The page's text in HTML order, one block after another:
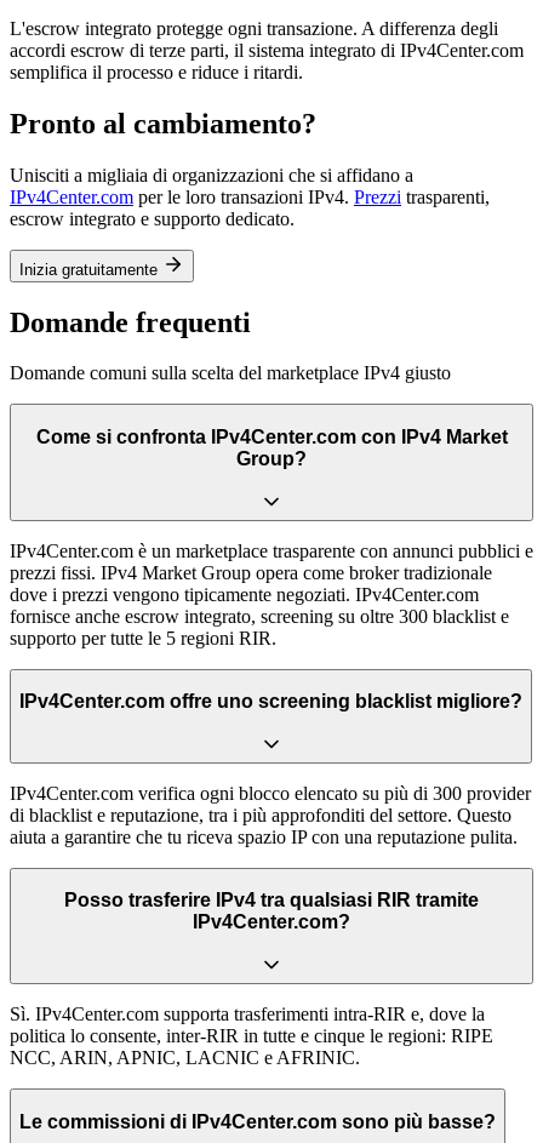
L'escrow integrato protegge ogni transazione. A differenza degli
accordi escrow di terze parti, il sistema integrato di IPv4Center.com
semplifica il processo e riduce i ritardi.
Pronto al cambiamento?
Unisciti a migliaia di organizzazioni che si affidano a
IPv4Center.com per le loro transazioni IPv4. Prezzi trasparenti,
escrow integrato e supporto dedicato.
Inizia gratuitamente
Domande frequenti
Domande comuni sulla scelta del marketplace IPv4 giusto
Come si confronta IPv4Center.com con IPv4 Market
Group?
IPv4Center.com è un marketplace trasparente con annunci pubblici e
prezzi fissi. IPv4 Market Group opera come broker tradizionale
dove i prezzi vengono tipicamente negoziati. IPv4Center.com
fornisce anche escrow integrato, screening su oltre 300 blacklist e
supporto per tutte le 5 regioni RIR.
IPv4Center.com offre uno screening blacklist migliore?
IPv4Center.com verifica ogni blocco elencato su più di 300 provider
di blacklist e reputazione, tra i più approfonditi del settore. Questo
aiuta a garantire che tu riceva spazio IP con una reputazione pulita.
Posso trasferire IPv4 tra qualsiasi RIR tramite
IPv4Center.com?
Sì. IPv4Center.com supporta trasferimenti intra-RIR e, dove la
politica lo consente, inter-RIR in tutte e cinque le regioni: RIPE
NCC, ARIN, APNIC, LACNIC e AFRINIC.
Le commissioni di IPv4Center.com sono più basse?